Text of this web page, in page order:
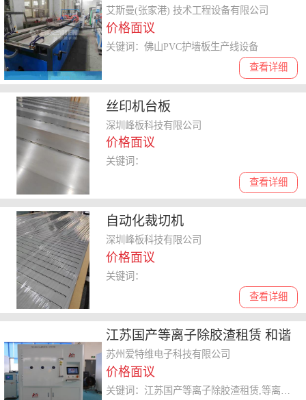
曼机械 生态快装墙板机器
艾斯曼(张家港) 技术工程设备有限公司
价格面议
查看详细
关键词：佛山PVC护墙板生产线设备
丝印机台板
深圳峰板科技有限公司
价格面议
查看详细
关键词：
自动化裁切机
深圳峰板科技有限公司
价格面议
查看详细
关键词：
江苏国产等离子除胶渣租赁 和谐
共赢 苏州爱特维电子科技供应
苏州爱特维电子科技有限公司
价格面议